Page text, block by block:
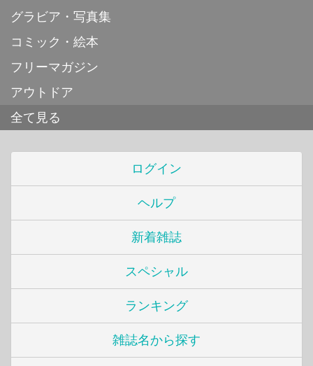
グラビア・写真集
コミック・絵本
フリーマガジン
アウトドア
全て見る
ログイン
ヘルプ
新着雑誌
スペシャル
ランキング
雑誌名から探す